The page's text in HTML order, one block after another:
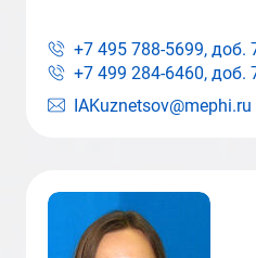
IAKuznetsov@mephi.ru
+7 495 788-5699, доб.
+7 499 284-6460, доб.